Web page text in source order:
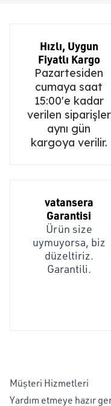
Hızlı, Uygun
Fiyatlı Kargo
Pazartesiden
cumaya saat
15:00'e kadar
verilen siparişler
aynı gün
kargoya verilir.
vatansera
Garantisi
Ürün size
uymuyorsa, biz
düzeltiriz.
Garantili.
Müşteri Hizmetleri
Yardım etmeye hazır